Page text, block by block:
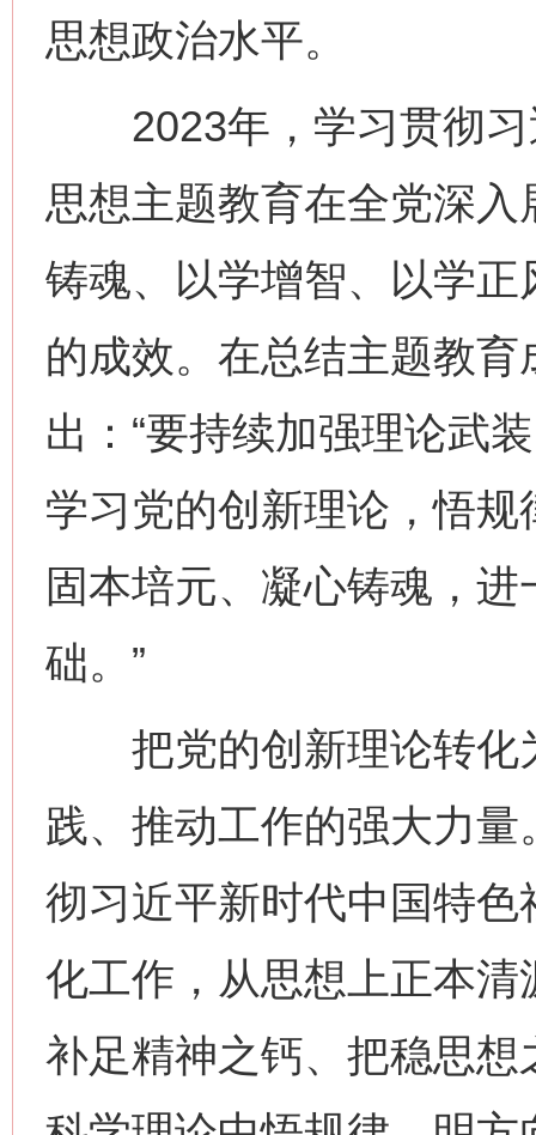
思想政治水平。
2023年，学习贯彻习
思想主题教育在全党深
铸魂、以学增智、以学
的成效。在总结主题教
出：“要持续加强理论武
学习党的创新理论，悟
固本培元、凝心铸魂，
础。”
把党的创新理论转化
践、推动工作的强大力
彻习近平新时代中国特
化工作，从思想上正本
补足精神之钙、把稳思